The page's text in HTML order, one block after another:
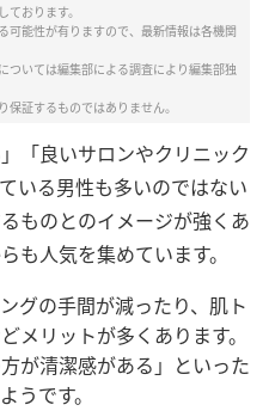
おります。
可能性が有りますので、最新情報は各機関
ついては編集部による調査により編集部独
保証するものではありません。
「良いサロンやクリニック
いる男性も多いのではない
ものとのイメージが強くあ
も人気を集めています。
グの手間が減ったり、肌ト
メリットが多くあります。
が清潔感がある」といった
うです。